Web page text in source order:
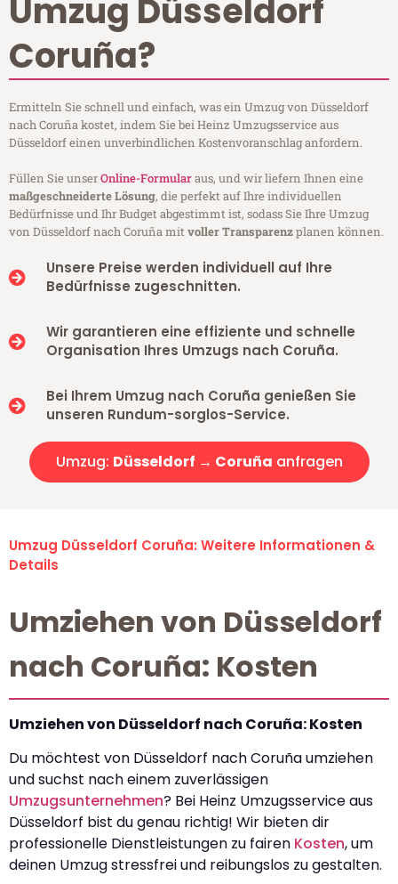
Umzug Düsseldorf
Coruña?
Ermitteln Sie schnell und einfach, was ein Umzug von Düsseldorf
nach Coruña kostet, indem Sie bei Heinz Umzugsservice aus
Düsseldorf einen unverbindlichen Kostenvoranschlag anfordern.
Füllen Sie unserOnline-Formularaus, und wir liefern Ihnen eine
maßgeschneiderte Lösung, die perfekt auf Ihre individuellen
Bedürfnisse und Ihr Budget abgestimmt ist, sodass Sie Ihre Umzug
von Düsseldorf nach Coruña mitvoller Transparenzplanen können.
Unsere Preise werden individuell auf Ihre
Bedürfnisse zugeschnitten.
Wir garantieren eine effiziente und schnelle
Organisation Ihres Umzugs nach Coruña.
Bei Ihrem Umzug nach Coruña genießen Sie
unseren Rundum-sorglos-Service.
Umzug: Düsseldorf → Coruña anfragen
Umzug Düsseldorf Coruña: Weitere Informationen &
Details
Umziehen von Düsseldorf
nach Coruña: Kosten
Umziehen von Düsseldorf nach Coruña: Kosten
Du möchtest von Düsseldorf nach Coruña umziehen
und suchst nach einem zuverlässigen
Umzugsunternehmen? Bei Heinz Umzugsservice aus
Düsseldorf bist du genau richtig! Wir bieten dir
professionelle Dienstleistungen zu fairen Kosten, um
deinen Umzug stressfrei und reibungslos zu gestalten.